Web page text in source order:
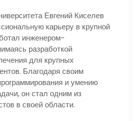
Евгений Киселев
карьеру в крупной
инженером-
разработкой
для крупных
Благодаря своим
и умению
он стал одним из
в своей области.